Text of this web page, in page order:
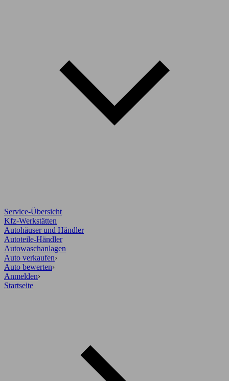
Service-Übersicht
Kfz-Werkstätten
Autohäuser und Händler
Autoteile-Händler
Autowaschanlagen
Auto verkaufen›
Auto bewerten›
Anmelden›
Startseite